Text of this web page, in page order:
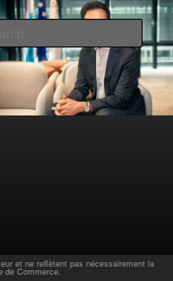
tendances et analyses par Carlo
et ne reflètent pas nécessairement la
de Commerce.